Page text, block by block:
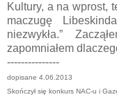
Kultury, a na wprost,
maczugę
niezwykła.”
zapomniałem
---------------
dopisane 4.06.2013
Skończył się konkurs NAC-u i